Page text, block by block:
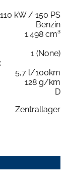
110 kW / 150 PS
Benzin
1.498 cm³
1 (None)
5,7 l/100km
128 g/km
D
Zentrallager